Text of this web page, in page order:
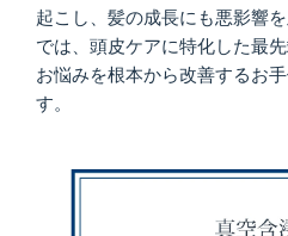
起こし、髪の成長にも悪影響
では、頭皮ケアに特化した最
お悩みを根本から改善するお
す。